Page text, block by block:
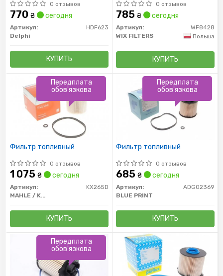
0 отзывов
770 ₴ сегодня
Артикул:
HDF623
Delphi
КУПИТЬ
0 отзывов
785 ₴ сегодня
Артикул:
WF8428
WIX FILTERS
Польша
КУПИТЬ
Фильтр топливный
0 отзывов
1 075 ₴ сегодня
Артикул:
KX265D
MAHLE / KNECHT
КУПИТЬ
Передплата
обов'язкова
Фильтр топливный
0 отзывов
685 ₴ сегодня
Артикул:
ADG02369
BLUE PRINT
КУПИТЬ
Передплата
обов'язкова
Передплата
обов'язкова